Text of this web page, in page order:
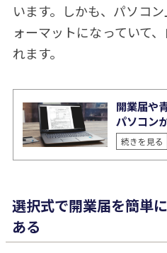
います。しかも、パソコ
ォーマットになっていて
れます。
開業届や
パソコン
続きを見る
選択式で開業届を簡単
ある